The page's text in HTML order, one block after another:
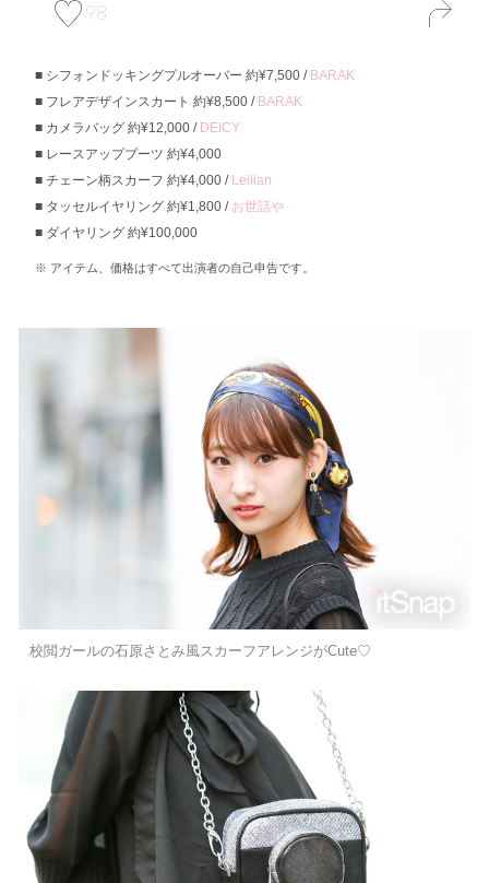
98
シフォンドッキングプルオーバー 約¥7,500 / BARAK
フレアデザインスカート 約¥8,500 / BARAK
カメラバッグ 約¥12,000 / DEICY
レースアップブーツ 約¥4,000
チェーン柄スカーフ 約¥4,000 / Leilian
タッセルイヤリング 約¥1,800 / お世話や
ダイヤリング 約¥100,000
アイテム、価格はすべて出演者の自己申告です。
校閲ガールの石原さとみ風スカーフアレンジがCute♡